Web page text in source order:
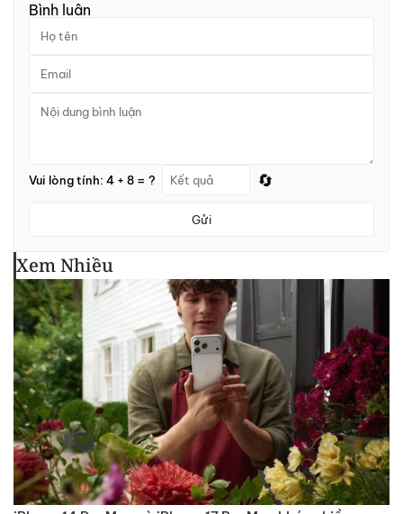
Bình luận
Vui lòng tính: 4 + 8 = ? 🔄
Gửi
Xem Nhiều